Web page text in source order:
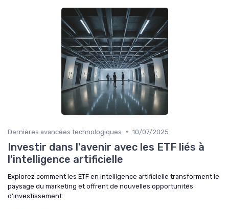
Dernières avancées technologiques • 10/07/2025
Investir dans l'avenir avec les ETF liés à
l'intelligence artificielle
Explorez comment les ETF en intelligence artificielle transforment le
paysage du marketing et offrent de nouvelles opportunités
d'investissement.